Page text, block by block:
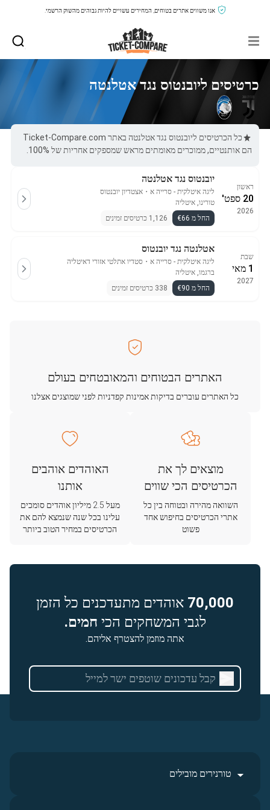
אנו משווים אתרים בטוחים, המחירים עשויים להיות גבוהים מהשוק הרשמי.
כרטיסים ליובנטוס נגד אטלנטה
כל הכרטיסים ליובנטוס נגד אטלנטה באתר Ticket-Compare.com
הם אותנטיים, ממוכרים מאומתים מראש שמספקים אחריות של 100%.
ראשון
20 ספט'
2026
יובנטוס נגד אטלנטה
ליגה איטלקית - סרייה א ・ אצטדיון יובנטוס
טורינו, איטליה
החל מ €66
1,126 כרטיסים זמינים
שבת
1 מאי
2027
אטלנטה נגד יובנטוס
ליגה איטלקית - סרייה א ・ סטדיו אתלטי אזורי דאיטליה
ברגמו, איטליה
החל מ €90
338 כרטיסים זמינים
האתרים הבטוחים והמאובטחים בעולם
כל האתרים עוברים בדיקות אמינות קפדניות לפני שמוצגים אצלנו
מוצאים לך את
הכרטיסים הכי שווים
השוואה מהירה ובטוחה בין כל
אתרי הכרטיסים בחיפוש אחד
פשוט
האוהדים אוהבים
אותנו
מעל 2.5 מיליון אוהדים סומכים
עלינו בכל שנה שנמצא להם את
הכרטיסים במחיר הטוב ביותר
70,000 אוהדים מתעדכנים כל הזמן
לגבי המשחקים הכי חמים.
אתה מוזמן להצטרף אליהם.
טורנירים מובילים